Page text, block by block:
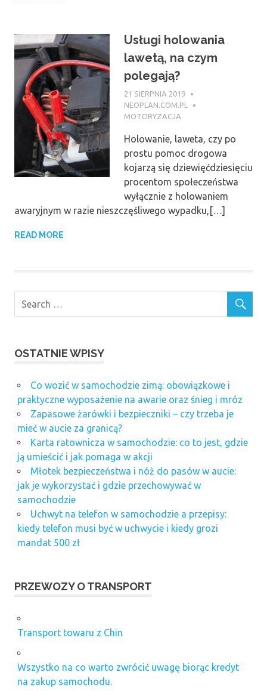
Usługi holowania
lawetą, na czym
polegają?
21 SIERPNIA 2019
NEOPLAN.COM.PL
MOTORYZACJA
Holowanie, laweta, czy po
prostu pomoc drogowa
kojarzą się dziewięćdziesięciu
procentom społeczeństwa
wyłącznie z holowaniem
awaryjnym w razie nieszczęśliwego wypadku,[…]
READ MORE
OSTATNIE WPISY
Co wozić w samochodzie zimą: obowiązkowe i
praktyczne wyposażenie na awarie oraz śnieg i mróz
Zapasowe żarówki i bezpieczniki – czy trzeba je
mieć w aucie za granicą?
Karta ratownicza w samochodzie: co to jest, gdzie
ją umieścić i jak pomaga w akcji
Młotek bezpieczeństwa i nóż do pasów w aucie:
jak je wykorzystać i gdzie przechowywać w
samochodzie
Uchwyt na telefon w samochodzie a przepisy:
kiedy telefon musi być w uchwycie i kiedy grozi
mandat 500 zł
PRZEWOZY O TRANSPORT
Transport towaru z Chin
Wszystko na co warto zwrócić uwagę biorąc kredyt
na zakup samochodu.